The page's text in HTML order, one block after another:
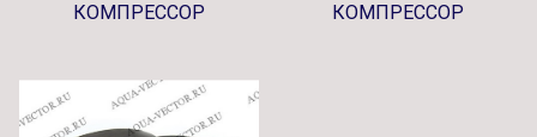
КОМПРЕССОР
КОМПРЕССОР